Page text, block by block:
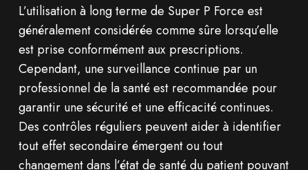
L’utilisation à long terme de Super P Force est
généralement considérée comme sûre lorsqu’elle
est prise conformément aux prescriptions.
Cependant, une surveillance continue par un
professionnel de la santé est recommandée pour
garantir une sécurité et une efficacité continues.
Des contrôles réguliers peuvent aider à identifier
tout effet secondaire émergent ou tout
changement dans l’état de santé du patient pouvant